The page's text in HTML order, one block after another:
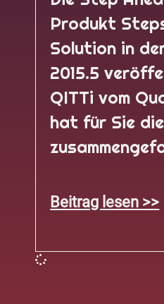
Produkt
Solution in
2015.5
QITTi vom
hat für Sie
Beitrag lesen >>